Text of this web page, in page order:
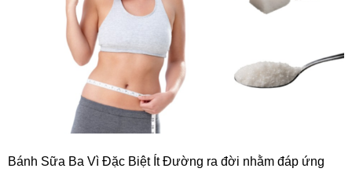
Bánh Sữa Ba Vì Đặc Biệt Ít Đường ra đời nhằm đáp ứng